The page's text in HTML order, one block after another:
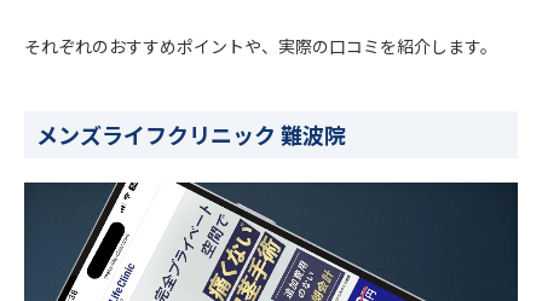
それぞれのおすすめポイントや、実際の口コミを紹介します。
メンズライフクリニック 難波院